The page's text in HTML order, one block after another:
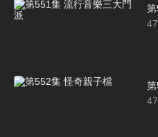
47
47